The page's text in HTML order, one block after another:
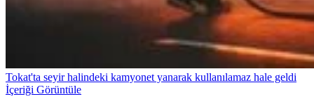
Tokat'ta seyir halindeki kamyonet yanarak kullanılamaz hale geldi
İçeriği Görüntüle